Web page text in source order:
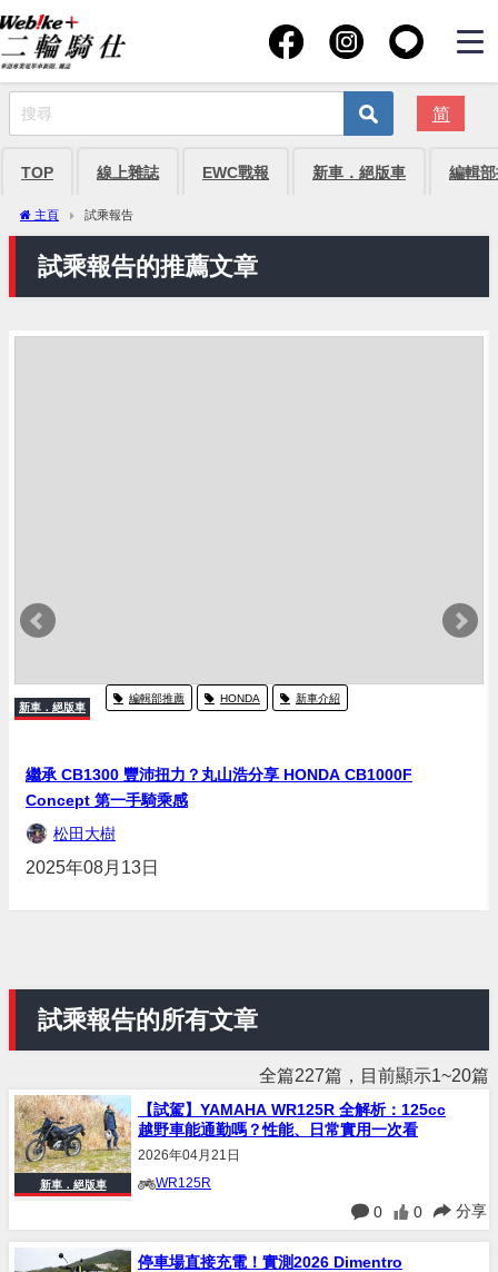
简
TOP 線上雜誌 EWC戰報 新車．絕版車 編輯
主頁 試乘報告
試乘報告的推薦文章
新車．絕版車
編輯部推薦 HONDA 新車介紹
繼承 CB1300 豐沛扭力？丸山浩分享 HONDA CB1000F
Concept 第一手騎乘感
松田大樹
2025年08月13日
試乘報告的所有文章
全篇227篇，目前顯示1~20篇
新車．絕版車
【試駕】YAMAHA WR125R 全解析：125cc
越野車能通勤嗎？性能、日常實用一次看
2026年04月21日
WR125R
0 0 分享
停車場直接充電！實測2026 Dimentro